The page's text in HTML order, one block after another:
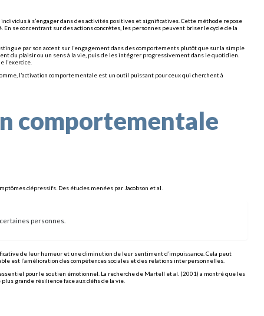
à s’engager dans des activités positives et significatives. Cette méthode repose
se concentrant sur des actions concrètes, les personnes peuvent briser le cycle de la
par son accent sur l’engagement dans des comportements plutôt que sur la simple
du plaisir ou un sens à la vie, puis de les intégrer progressivement dans le quotidien.
l’exercice.
l’activation comportementale est un outil puissant pour ceux qui cherchent à
comportementale
dépressifs. Des études menées par Jacobson et al.
personnes.
de leur humeur et une diminution de leur sentiment d’impuissance. Cela peut
est l’amélioration des compétences sociales et des relations interpersonnelles.
pour le soutien émotionnel. La recherche de Martell et al. (2001) a montré que les
grande résilience face aux défis de la vie.